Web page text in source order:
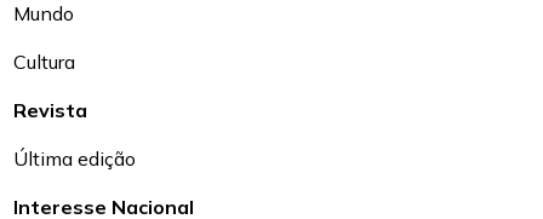
Mundo
Cultura
Revista
Última edição
Interesse Nacional